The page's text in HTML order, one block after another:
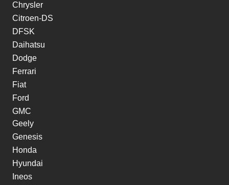
Chrysler
Citroen-DS
DFSK
Daihatsu
Dodge
Ferrari
Fiat
Ford
GMC
Geely
Genesis
Honda
Hyundai
Ineos